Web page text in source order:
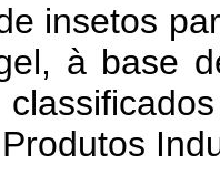
insetos
à base